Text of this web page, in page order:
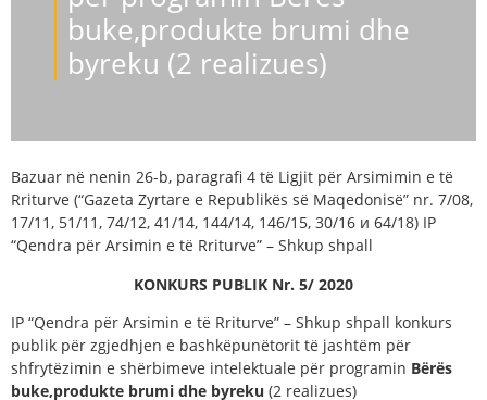
buke,produkte brumi dhe
byreku (2 realizues)
Bazuar në nenin 26-b, paragrafi 4 të Ligjit për Arsimimin e të
Rriturve (“Gazeta Zyrtare e Republikës së Maqedonisë” nr. 7/08,
17/11, 51/11, 74/12, 41/14, 144/14, 146/15, 30/16 и 64/18) IP
“Qendra për Arsimin e të Rriturve” – Shkup shpall
KONKURS PUBLIK Nr. 5/ 2020
IP “Qendra për Arsimin e të Rriturve” – Shkup shpall konkurs
publik për zgjedhjen e bashkëpunëtorit të jashtëm për
shfrytëzimin e shërbimeve intelektuale për programin Bërës
buke,produkte brumi dhe byreku (2 realizues)